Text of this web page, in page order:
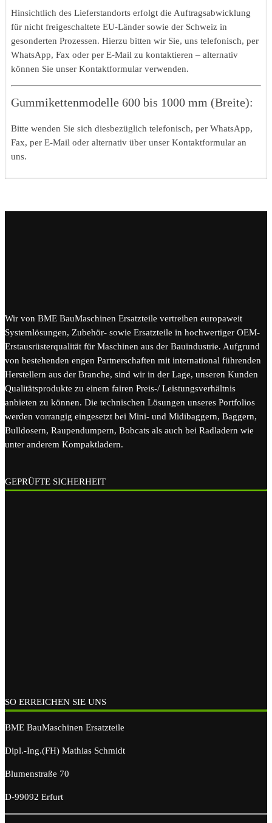
Hinsichtlich des Lieferstandorts erfolgt die Auftragsabwicklung
für nicht freigeschaltete EU-Länder sowie der Schweiz in
gesonderten Prozessen. Hierzu bitten wir Sie, uns telefonisch, per
WhatsApp, Fax oder per E-Mail zu kontaktieren – alternativ
können Sie unser Kontaktformular verwenden.
Gummikettenmodelle 600 bis 1000 mm (Breite):
Bitte wenden Sie sich diesbezüglich telefonisch, per WhatsApp,
Fax, per E-Mail oder alternativ über unser Kontaktformular an
uns.
Wir von BME BauMaschinen Ersatzteile vertreiben europaweit
Systemlösungen, Zubehör- sowie Ersatzteile in hochwertiger OEM-
Erstausrüsterqualität für Maschinen aus der Bauindustrie. Aufgrund
von bestehenden engen Partnerschaften mit international führenden
Herstellern aus der Branche, sind wir in der Lage, unseren Kunden
Qualitätsprodukte zu einem fairen Preis-/ Leistungsverhältnis
anbieten zu können. Die technischen Lösungen unseres Portfolios
werden vorrangig eingesetzt bei Mini- und Midibaggern, Baggern,
Bulldosern, Raupendumpern, Bobcats als auch bei Radladern wie
unter anderem Kompaktladern.
GEPRÜFTE SICHERHEIT
SO ERREICHEN SIE UNS
BME BauMaschinen Ersatzteile
Dipl.-Ing.(FH) Mathias Schmidt
Blumenstraße 70
D-99092 Erfurt